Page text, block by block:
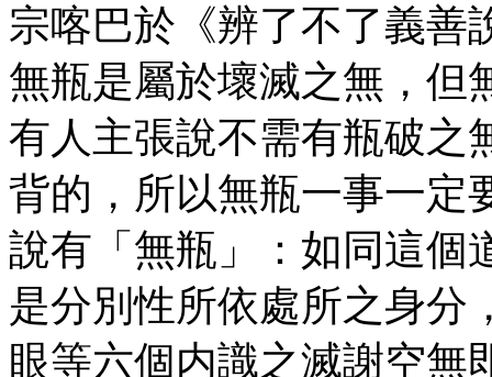
宗喀巴於《辨了不了義善
無瓶是屬於壞滅之無，但
有人主張說不需有瓶破之
背的，所以無瓶一事一定
說有「無瓶」：如同這個
是分別性所依處所之身分
眼等六個内識之滅謝空無